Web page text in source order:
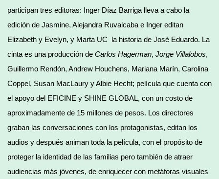
participan tres editoras: Inger Díaz Barriga lleva a cabo la
edición de Jasmine, Alejandra Ruvalcaba e Inger editan
Elizabeth y Evelyn, y Marta UC la historia de José Eduardo. La
cinta es una producción de Carlos Hagerman, Jorge Villalobos,
Guillermo Rendón, Andrew Houchens, Mariana Marín, Carolina
Coppel, Susan MacLaury y Albie Hecht; película que cuenta con
el apoyo del EFICINE y SHINE GLOBAL, con un costo de
aproximadamente de 15 millones de pesos. Los directores
graban las conversaciones con los protagonistas, editan los
audios y después animan toda la película, con el propósito de
proteger la identidad de las familias pero también de atraer
audiencias más jóvenes, de enriquecer con metáforas visuales